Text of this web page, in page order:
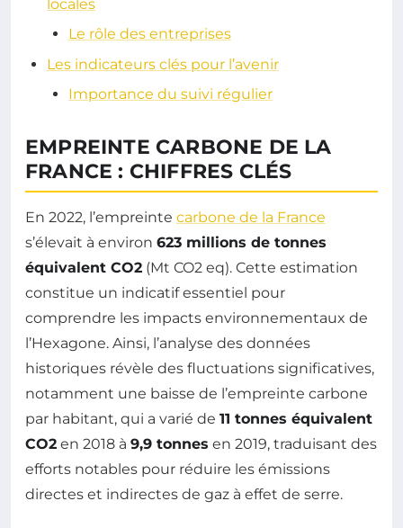
locales
Le rôle des entreprises
Les indicateurs clés pour l’avenir
Importance du suivi régulier
EMPREINTE CARBONE DE LA
FRANCE : CHIFFRES CLÉS
En 2022, l’empreinte carbone de la France
s’élevait à environ 623 millions de tonnes
équivalent CO2 (Mt CO2 eq). Cette estimation
constitue un indicatif essentiel pour
comprendre les impacts environnementaux de
l’Hexagone. Ainsi, l’analyse des données
historiques révèle des fluctuations significatives,
notamment une baisse de l’empreinte carbone
par habitant, qui a varié de 11 tonnes équivalent
CO2 en 2018 à 9,9 tonnes en 2019, traduisant des
efforts notables pour réduire les émissions
directes et indirectes de gaz à effet de serre.